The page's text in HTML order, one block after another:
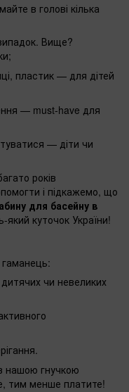
в голові кілька
Вище?
пластик — для дітей
— must-have для
— діти чи
років
і підкажемо, що
для басейну в
куточок України!
гаманець:
дитячих чи невеликих
нашою гнучкою
тим менше платите!